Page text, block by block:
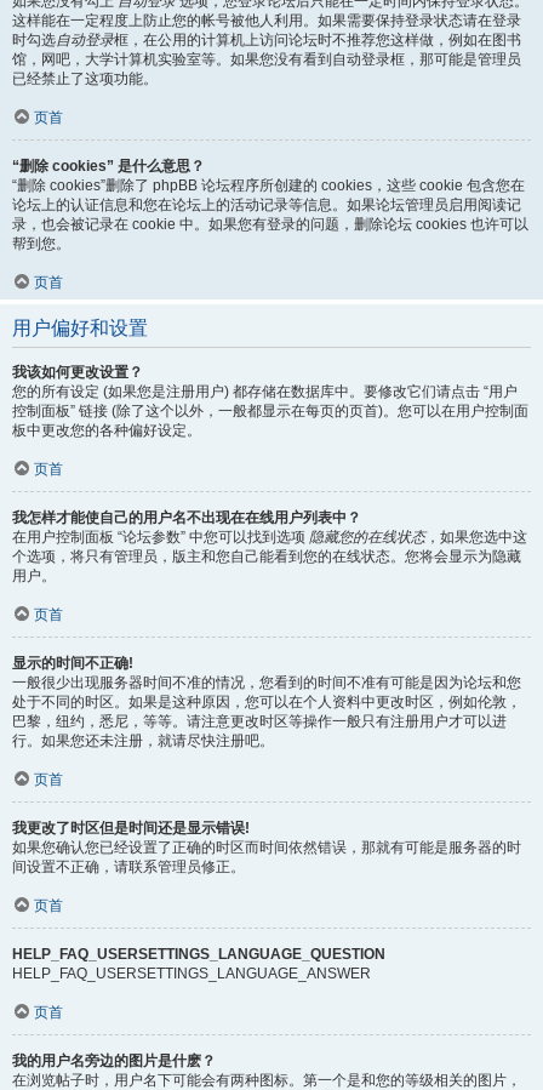
这样能在一定程度上防止您的帐号被他人利用。如果需要保持登录状态请在登录
时勾选自动登录框，在公用的计算机上访问论坛时不推荐您这样做，例如在图书
馆，网吧，大学计算机实验室等。如果您没有看到自动登录框，那可能是管理员
已经禁止了这项功能。
页首
“删除 cookies” 是什么意思？
“删除 cookies”删除了 phpBB 论坛程序所创建的 cookies，这些 cookie 包含您在
论坛上的认证信息和您在论坛上的活动记录等信息。如果论坛管理员启用阅读记
录，也会被记录在 cookie 中。如果您有登录的问题，删除论坛 cookies 也许可以
帮到您。
页首
用户偏好和设置
我该如何更改设置？
您的所有设定 (如果您是注册用户) 都存储在数据库中。要修改它们请点击 “用户
控制面板” 链接 (除了这个以外，一般都显示在每页的页首)。您可以在用户控制面
板中更改您的各种偏好设定。
页首
我怎样才能使自己的用户名不出现在在线用户列表中？
在用户控制面板 “论坛参数” 中您可以找到选项 隐藏您的在线状态，如果您选中这
个选项，将只有管理员，版主和您自己能看到您的在线状态。您将会显示为隐藏
用户。
页首
显示的时间不正确!
一般很少出现服务器时间不准的情况，您看到的时间不准有可能是因为论坛和您
处于不同的时区。如果是这种原因，您可以在个人资料中更改时区，例如伦敦，
巴黎，纽约，悉尼，等等。请注意更改时区等操作一般只有注册用户才可以进
行。如果您还未注册，就请尽快注册吧。
页首
我更改了时区但是时间还是显示错误!
如果您确认您已经设置了正确的时区而时间依然错误，那就有可能是服务器的时
间设置不正确，请联系管理员修正。
页首
HELP_FAQ_USERSETTINGS_LANGUAGE_QUESTION
HELP_FAQ_USERSETTINGS_LANGUAGE_ANSWER
页首
我的用户名旁边的图片是什麽？
在浏览帖子时，用户名下可能会有两种图标。第一个是和您的等级相关的图片，